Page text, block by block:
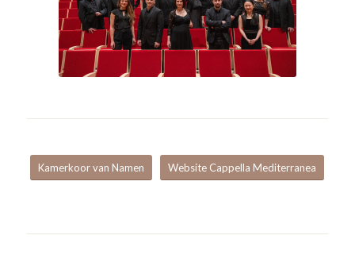
Kamerkoor van Namen Website Cappella Mediterranea